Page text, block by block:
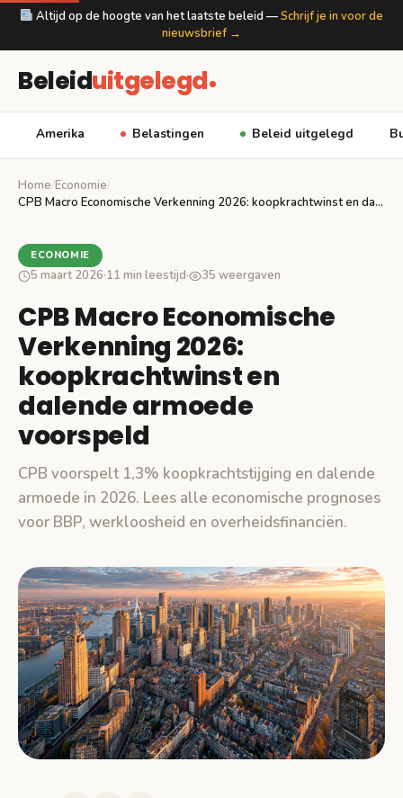
Altijd op de hoogte van het laatste beleid —Schrijf je in voor de
nieuwsbrief →
Beleiduitgelegd
Amerika Belastingen Beleid uitgelegd
Home Economie
CPB Macro Economische Verkenning 2026: koopkrachtwinst en dalende…
ECONOMIE
5 maart 2026·11 min leestijd· 35 weergaven
CPB Macro Economische
Verkenning 2026:
koopkrachtwinst en
dalende armoede
voorspeld
CPB voorspelt 1,3% koopkrachtstijging en dalende
armoede in 2026. Lees alle economische prognoses
voor BBP, werkloosheid en overheidsfinanciën.